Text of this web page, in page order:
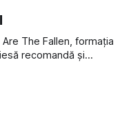
frumos. Iar când
ele și
The Fallen, formația
recomandă și
2. Ceva